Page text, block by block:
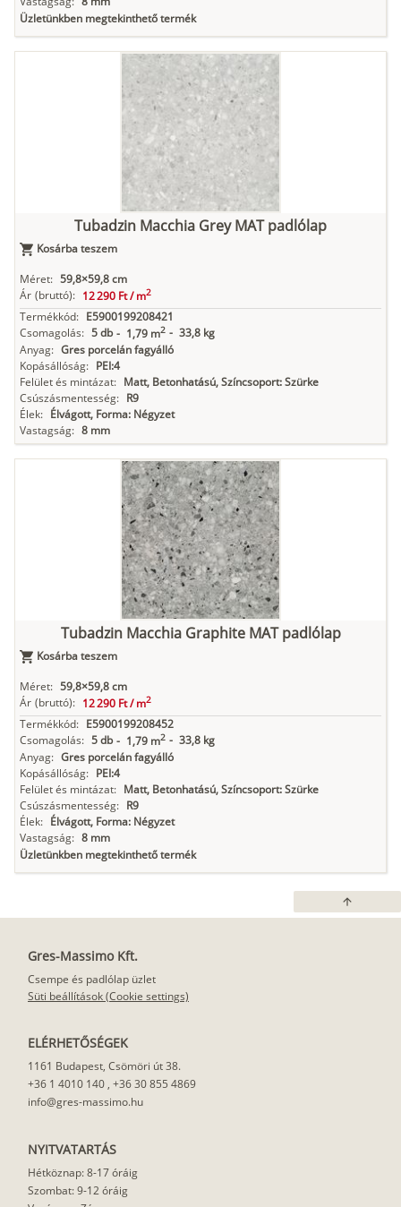
Üzletünkben megtekinthető termék
Tubadzin Macchia Grey MAT padlólap
Kosárba teszem
Méret: 59,8×59,8 cm
Ár (bruttó): 12 290 Ft /m2
Termékkód: E5900199208421
Csomagolás: 5 db - 1,79 m2 - 33,8 kg
Anyag: Gres porcelán fagyálló
Kopásállóság: PEI:4
Felület és mintázat: Matt, Betonhatású, Színcsoport: Szürke
Csúszásmentesség: R9
Élek: Élvágott, Forma: Négyzet
Vastagság: 8 mm
Tubadzin Macchia Graphite MAT padlólap
Kosárba teszem
Méret: 59,8×59,8 cm
Ár (bruttó): 12 290 Ft /m2
Termékkód: E5900199208452
Csomagolás: 5 db - 1,79 m2 - 33,8 kg
Anyag: Gres porcelán fagyálló
Kopásállóság: PEI:4
Felület és mintázat: Matt, Betonhatású, Színcsoport: Szürke
Csúszásmentesség: R9
Élek: Élvágott, Forma: Négyzet
Vastagság: 8 mm
Üzletünkben megtekinthető termék
arrow_upward
Gres-Massimo Kft.
Csempe és padlólap üzlet
Süti beállítások (Cookie settings)
ELÉRHETŐSÉGEK
1161 Budapest, Csömöri út 38.
+36 1 4010 140 , +36 30 855 4869
info@gres-massimo.hu
NYITVATARTÁS
Hétköznap: 8-17 óráig
Szombat: 9-12 óráig